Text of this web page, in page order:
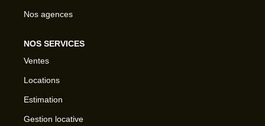
Nos agences
NOS SERVICES
Ventes
Locations
Estimation
Gestion locative